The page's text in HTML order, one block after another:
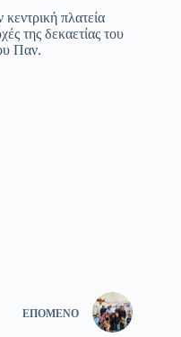
κεντρική πλατεία
της δεκαετίας του
Παν.
ΕΠΌΜΕΝΟ